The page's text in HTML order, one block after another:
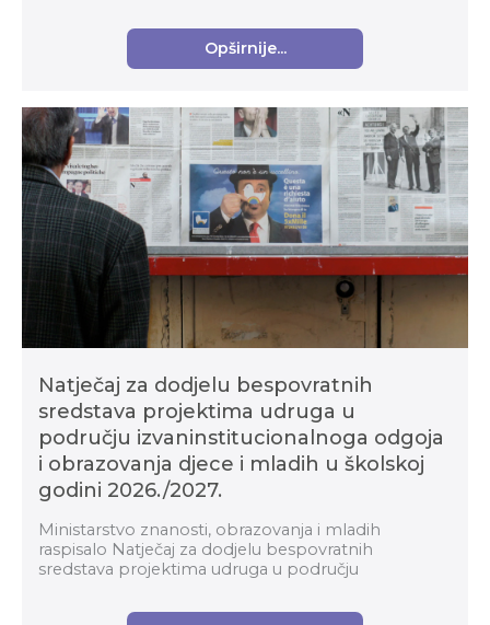
Opširnije...
Natječaj za dodjelu bespovratnih
sredstava projektima udruga u
području izvaninstitucionalnoga odgoja
i obrazovanja djece i mladih u školskoj
godini 2026./2027.
Ministarstvo znanosti, obrazovanja i mladih
raspisalo Natječaj za dodjelu bespovratnih
sredstava projektima udruga u području
mladih u školskoj g...